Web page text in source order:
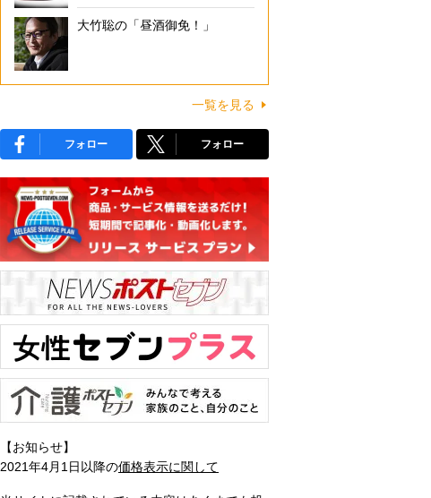
大竹聡の「昼酒御免！」
一覧を見る
フォロー フォロー
【お知らせ】
2021年4月1日以降の価格表示に関して